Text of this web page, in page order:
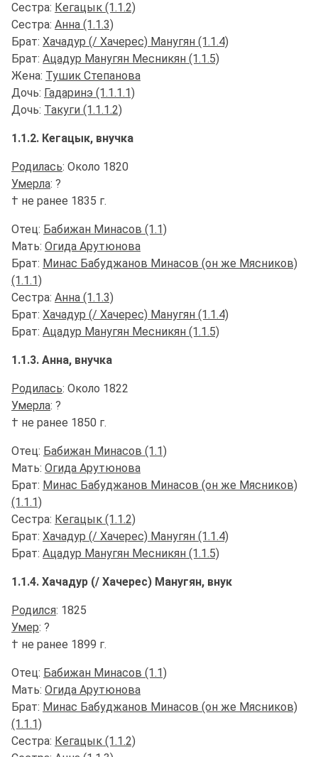
Сестра: Кегацык (1.1.2)
Сестра: Анна (1.1.3)
Брат: Хачадур (/ Хачерес) Манугян (1.1.4)
Брат: Ацадур Манугян Месникян (1.1.5)
Жена: Тушик Степанова
Дочь: Гадаринэ (1.1.1.1)
Дочь: Такуги (1.1.1.2)
1.1.2. Кегацык, внучка
Родилась: Около 1820
Умерла: ?
† не ранее 1835 г.
Отец: Бабижан Минасов (1.1)
Мать: Огида Арутюнова
Брат: Минас Бабуджанов Минасов (он же Мясников)
(1.1.1)
Сестра: Анна (1.1.3)
Брат: Хачадур (/ Хачерес) Манугян (1.1.4)
Брат: Ацадур Манугян Месникян (1.1.5)
1.1.3. Анна, внучка
Родилась: Около 1822
Умерла: ?
† не ранее 1850 г.
Отец: Бабижан Минасов (1.1)
Мать: Огида Арутюнова
Брат: Минас Бабуджанов Минасов (он же Мясников)
(1.1.1)
Сестра: Кегацык (1.1.2)
Брат: Хачадур (/ Хачерес) Манугян (1.1.4)
Брат: Ацадур Манугян Месникян (1.1.5)
1.1.4. Хачадур (/ Хачерес) Манугян, внук
Родился: 1825
Умер: ?
† не ранее 1899 г.
Отец: Бабижан Минасов (1.1)
Мать: Огида Арутюнова
Брат: Минас Бабуджанов Минасов (он же Мясников)
(1.1.1)
Сестра: Кегацык (1.1.2)